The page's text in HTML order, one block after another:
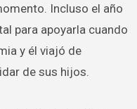
Incluso el año
para apoyarla cuando
y él viajó de
de sus hijos.